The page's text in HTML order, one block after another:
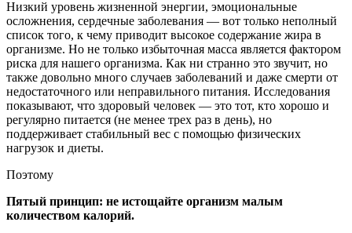
Низкий уровень жизненной энергии, эмоциональные
осложнения, сердечные заболевания — вот только неполный
список того, к чему приводит высокое содержание жира в
организме. Но не только избыточная масса является фактором
риска для нашего организма. Как ни странно это звучит, но
также довольно много случаев заболеваний и даже смерти от
недостаточного или неправильного питания. Исследования
показывают, что здоровый человек — это тот, кто хорошо и
регулярно питается (не менее трех раз в день), но
поддерживает стабильный вес с помощью физических
нагрузок и диеты.
Поэтому
Пятый принцип: не истощайте организм малым
количеством калорий.